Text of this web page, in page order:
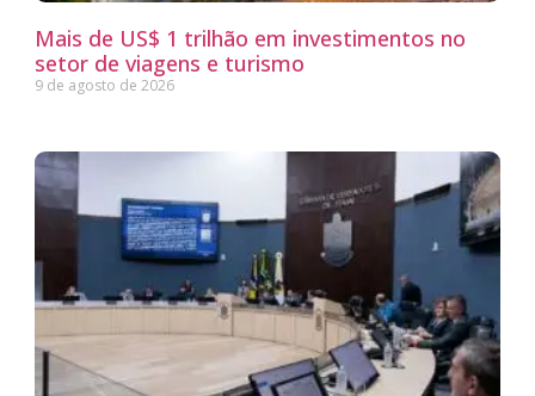
Mais de US$ 1 trilhão em investimentos no
setor de viagens e turismo
9 de agosto de 2026